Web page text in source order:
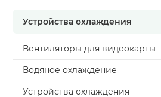
Устройства охлаждения
Вентиляторы для видеокарты
Водяное охлаждение
Устройства охлаждения